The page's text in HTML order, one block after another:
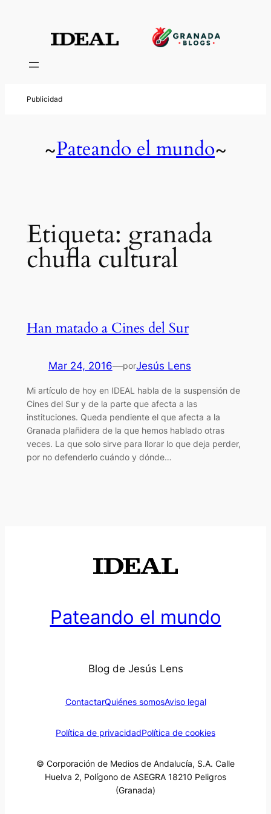
contenido
~Pateando el mundo~
Etiqueta: granada
chufla cultural
Han matado a Cines del Sur
Mar 24, 2016—porJesús Lens
Mi artículo de hoy en IDEAL habla de la suspensión de
Cines del Sur y de la parte que afecta a las
instituciones. Queda pendiente el que afecta a la
Granada plañidera de la que hemos hablado otras
veces. La que solo sirve para llorar lo que deja perder,
por no defenderlo cuándo y dónde…
Pateando el mundo
Blog de Jesús Lens
ContactarQuiénes somosAviso legal
Política de privacidadPolítica de cookies
© Corporación de Medios de Andalucía, S.A. Calle
Huelva 2, Polígono de ASEGRA 18210 Peligros
(Granada)